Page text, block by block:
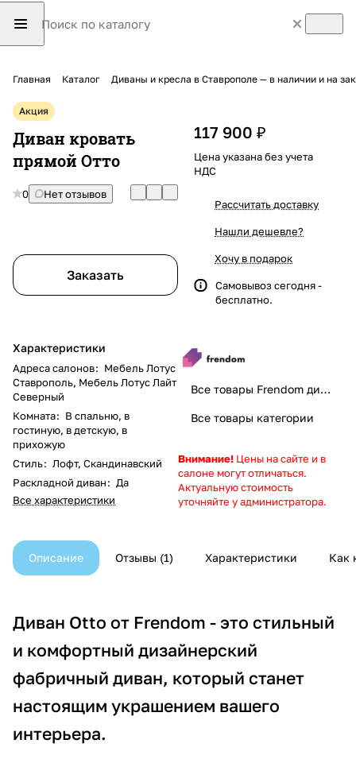
Главная Каталог Диваны и кресла в Ставрополе — в наличии и на
Акция
Диван кровать
прямой Отто
0 Нет отзывов
Заказать
Характеристики
Адреса салонов: Мебель Лотус
Ставрополь, Мебель Лотус Лайт
Северный
Комната: В спальню, в
гостиную, в детскую, в
прихожую
Стиль: Лофт, Скандинавский
Раскладной диван: Да
Все характеристики
117 900 ₽
Цена указана без учета
НДС
Рассчитать доставку
Нашли дешевле?
Хочу в подарок
Самовывоз сегодня -
бесплатно.
Все товары Frendom диваны. Добро пожаловать домой
Все товары категории
Внимание! Цены на сайте и в
салоне могут отличаться.
Актуальную стоимость
уточняйте у администратора.
Описание Отзывы 1 Характеристики Как
Диван Otto от Frendom - это стильный
и комфортный дизайнерский
фабричный диван, который станет
настоящим украшением вашего
интерьера.